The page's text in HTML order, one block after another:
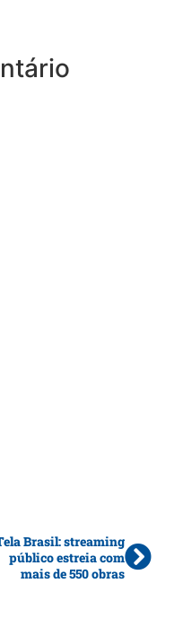
Brasil: streaming
público estreia com
mais de 550 obras